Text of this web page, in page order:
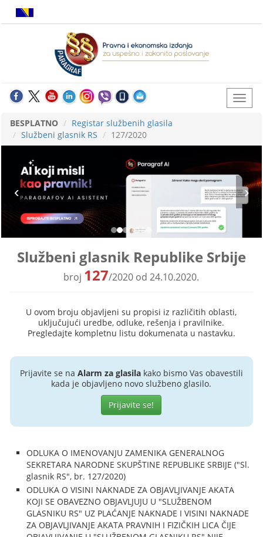
BESPLATNO
Registar službenih glasila
Službeni glasnik RS
127/2020
Službeni glasnik Republike Srbije
broj 127/2020 od 24.10.2020.
U ovom broju objavljeni su propisi iz različitih oblasti,
uključujući uredbe, odluke, rešenja i pravilnike.
Pregledajte kompletnu listu dokumenata u nastavku.
Prijavite se na Alarm za glasilakako bismo Vas obavestili
kada je objavljeno novo službeno glasilo.
Prijavite se!
ODLUKA O IMENOVANJU ZAMENIKA GENERALNOG
SEKRETARA NARODNE SKUPŠTINE REPUBLIKE SRBIJE ("Sl.
glasnik RS", br. 127/2020)
ODLUKA O VISINI NAKNADE ZA OBJAVLJIVANJE AKATA
KOJI SE OBAVEZNO OBJAVLJUJU U "SLUŽBENOM
GLASNIKU RS" UZ PLAĆANJE NAKNADE I VISINI NAKNADE
ZA OBJAVLJIVANJE AKATA PRAVNIH I FIZIČKIH LICA ČIJE